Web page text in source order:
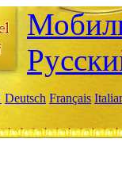
Deutsch Français